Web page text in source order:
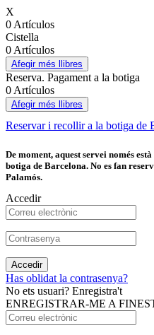
X
0 Artículos
Cistella
0 Artículos
Afegir més llibres
Reserva. Pagament a la botiga
0 Artículos
Afegir més llibres
Reservar i recollir a la botiga de
De moment, aquest servei només
botiga de Barcelona. No es fan
Palamós.
Accedir
Accedir
Has oblidat la contrasenya?
No ets usuari? Enregistra't
ENREGISTRAR-ME A